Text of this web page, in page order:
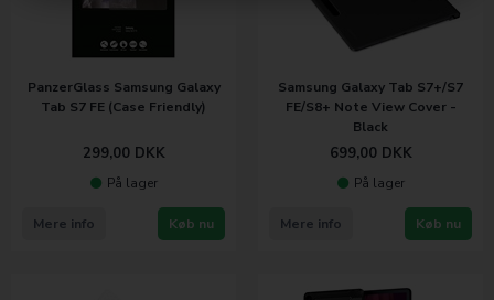
PanzerGlass Samsung Galaxy
Tab S7 FE (Case Friendly)
299,00 DKK
På lager
Køb nu
Mere info
Samsung Galaxy Tab S7+/S7
FE/S8+ Note View Cover -
Black
699,00 DKK
På lager
Køb nu
Mere info